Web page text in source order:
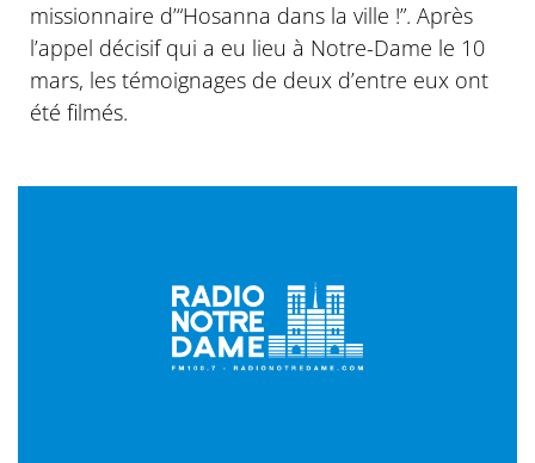
missionnaire d’“Hosanna dans la ville !”. Après
l’appel décisif qui a eu lieu à Notre-Dame le 10
mars, les témoignages de deux d’entre eux ont
été filmés.